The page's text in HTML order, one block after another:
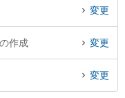
。『狛江市で土日や夜間に発
る狛江市内の弁護士に相談予
です。
変更
作成 変更
変更